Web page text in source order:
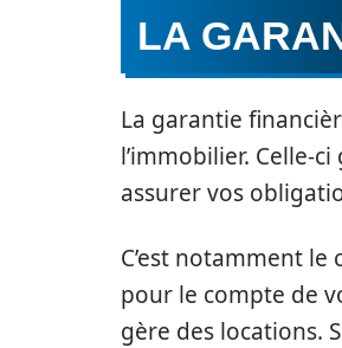
LA
La garantie
l’immobilier. Celle-
assurer vos
C’est notamment
pour le compte de
gère des locations.